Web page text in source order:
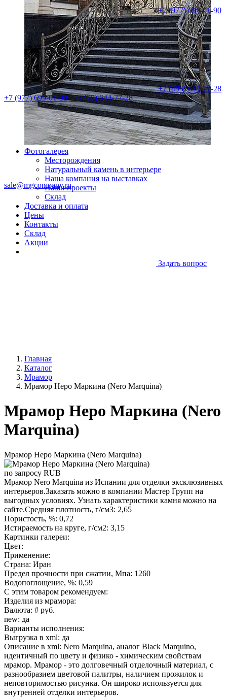
Фотогалерея
Месторождения
Натуральный камень в интерьере
Наша компания на выставках
Наши проекты
Склад
Доставка и оплата
Цены
Контакты
Склад
Акции
+7 (977) 699-01-90
+7 (495) 644-77-28
+7 (977) 699-01-90 +7 (495) 644-77-28
sale@mgcompany.ru
Задать вопрос
Главная
Каталог
Мрамор
Мрамор Неро Маркина (Nero Marquina)
Мрамор Неро Маркина (Nero
Marquina)
Мрамор Неро Маркина (Nero Marquina)
по запросу RUB
Мрамор Nero Marquina из Испании для отделки эксклюзивных
интерьеров.Заказать можно в компании Мастер Групп на
выгодных условиях. Узнать характеристики камня можно на
сайте.Средняя плотность, г/см3: 2,65
Пористость, %: 0,72
Истираемость на круге, г/см2: 3,15
Картинки галереи:
Цвет:
Применение:
Страна: Иран
Предел прочности при сжатии, Мпа: 1260
Водопоглощение, %: 0,59
С этим товаром рекомендуем:
Изделия из мрамора:
Валюта: # руб.
new: да
Варианты исполнения:
Выгрузка в xml: да
Описание в xml: Nero Marquina, аналог Black Marquino,
идентичный по цвету и физико - химическим свойствам
мрамор. Мрамор - это долговечный отделочный материал, с
разнообразием цветовой палитры, наличием прожилок и
неповторимостью рисунка. Он широко используется для
внутренней отделки интерьеров.